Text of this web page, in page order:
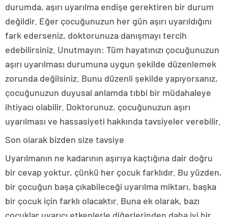
durumda, aşırı uyarılma endişe gerektiren bir durum
değildir. Eğer çocuğunuzun her gün aşırı uyarıldığını
fark ederseniz, doktorunuza danışmayı tercih
edebilirsiniz. Unutmayın: Tüm hayatınızı çocuğunuzun
aşırı uyarılması durumuna uygun şekilde düzenlemek
zorunda değilsiniz. Bunu düzenli şekilde yapıyorsanız,
çocuğunuzun duyusal anlamda tıbbi bir müdahaleye
ihtiyacı olabilir. Doktorunuz, çocuğunuzun aşırı
uyarılması ve hassasiyeti hakkında tavsiyeler verebilir.
Son olarak bizden size tavsiye
Uyarılmanın ne kadarının aşırıya kaçtığına dair doğru
bir cevap yoktur, çünkü her çocuk farklıdır. Bu yüzden,
bir çocuğun başa çıkabileceği uyarılma miktarı, başka
bir çocuk için farklı olacaktır. Buna ek olarak, bazı
çocuklar uyarıcı etkenlerle diğerlerinden daha iyi bir